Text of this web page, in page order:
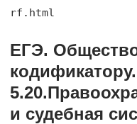
rf.html
ЕГЭ.
кодификатору.
и судебная